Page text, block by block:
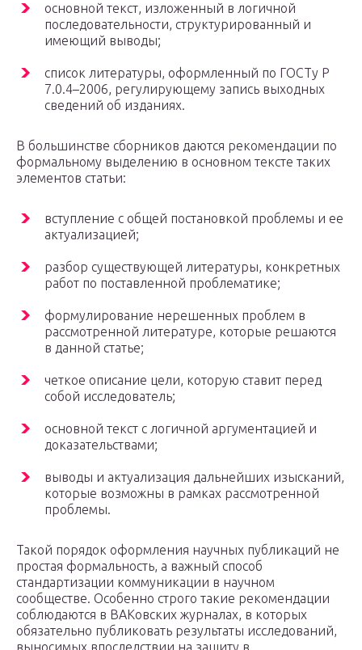
основной текст, изложенный в логичной
последовательности, структурированный и
имеющий выводы;
список литературы, оформленный по ГОСТу Р
7.0.4–2006, регулирующему запись выходных
сведений об изданиях.
В большинстве сборников даются рекомендации по
формальному выделению в основном тексте таких
элементов статьи:
вступление с общей постановкой проблемы и ее
актуализацией;
разбор существующей литературы, конкретных
работ по поставленной проблематике;
формулирование нерешенных проблем в
рассмотренной литературе, которые решаются
в данной статье;
четкое описание цели, которую ставит перед
собой исследователь;
основной текст с логичной аргументацией и
доказательствами;
выводы и актуализация дальнейших изысканий,
которые возможны в рамках рассмотренной
проблемы.
Такой порядок оформления научных публикаций не
простая формальность, а важный способ
стандартизации коммуникации в научном
сообществе. Особенно строго такие рекомендации
соблюдаются в ВАКовских журналах, в которых
обязательно публиковать результаты исследований,
выносимых впоследствии на защиту в